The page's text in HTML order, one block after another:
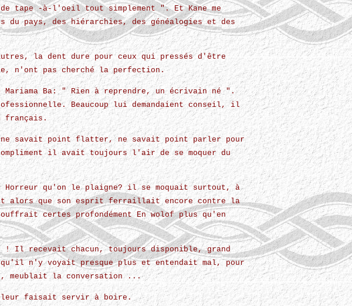
tape -à-l'oeil tout simplement ". Et Kane me
du pays, des hiérarchies, des généalogies et des
la dent dure pour ceux qui pressés d'être
n'ont pas cherché la perfection.
Ba: " Rien à reprendre, un écrivain né ".
Beaucoup lui demandaient conseil, il
français.
ne savait point flatter, ne savait point parler pour
il avait toujours l'air de se moquer du
Horreur qu'on le plaigne? il se moquait surtout, à
alors que son esprit ferraillait encore contre la
certes profondément En wolof plus qu'en
! Il recevait chacun, toujours disponible, grand
n'y voyait presque plus et entendait mal, pour
la conversation ...
leur faisait servir à boire.